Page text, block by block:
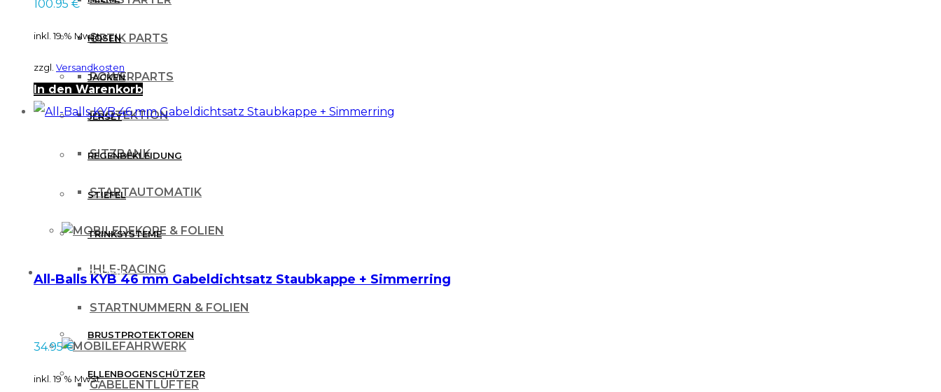
OPTIK PARTS
POWERPARTS
PROTEKTION
SITZBANK
STARTAUTOMATIK
DEKORE & FOLIEN
IHLE-RACING
STARTNUMMERN & FOLIEN
FAHRWERK
GABELENTLÜFTER
HOSEN
JACKEN
JERSEY
REGENBEKLEIDUNG
STIEFEL
TRINKSYSTEME
PROTEKTOREN
BRUSTPROTEKTOREN
ELLENBOGENSCHÜTZER
100.95 €
inkl. 19 % MwSt.
zzgl. Versandkosten
In den Warenkorb
All-Balls KYB 46 mm Gabeldichtsatz Staubkappe + Simmerring
34.95€
inkl. 19 % MwSt.